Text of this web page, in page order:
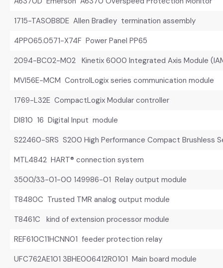
1715-TASOB8DE Allen Bradley termination assembly
4PP065.0571-X74F Power Panel PP65
2094-BC02-M02 Kinetix 6000 Integrated Axis Module
MVI56E-MCM ControlLogix series communication module
1769-L32E CompactLogix Modular controller
DI810 16 Digital Input module
S22460-SRS S200 High Performance Compact Brushless
MTL4842 HART® connection system
3500/33-01-00 149986-01 Relay output module
T8480C Trusted TMR analog output module
T8461C kind of extension processor module
REF610C11HCNN01 feeder protection relay
UFC762AE101 3BHE006412R0101 Main board module